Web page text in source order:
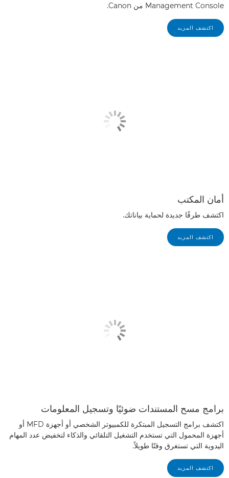
Management Console من Canon.
اكتشف المزيد
أمان المكتب
اكتشف طرقًا جديدة لحماية بياناتك.
اكتشف المزيد
برامج مسح المستندات ضوئيًا وتسجيل المعلومات
اكتشف برامج التسجيل المبتكرة للكمبيوتر الشخصي أو أجهزة MFD أو
أجهزة المحمول التي تستخدم التشغيل التلقائي والذكاء لتخفيض عدد المهام
اليدوية التي تستغرق وقتًا طويلاً.
اكتشف المزيد